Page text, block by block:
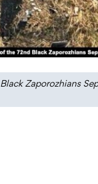
Zaporozhians